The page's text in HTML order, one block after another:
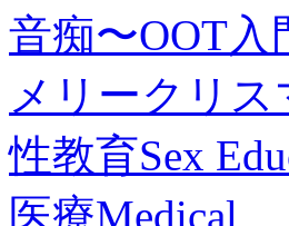
音痴〜OOT入
メリークリス
性教育Sex
医療Medical